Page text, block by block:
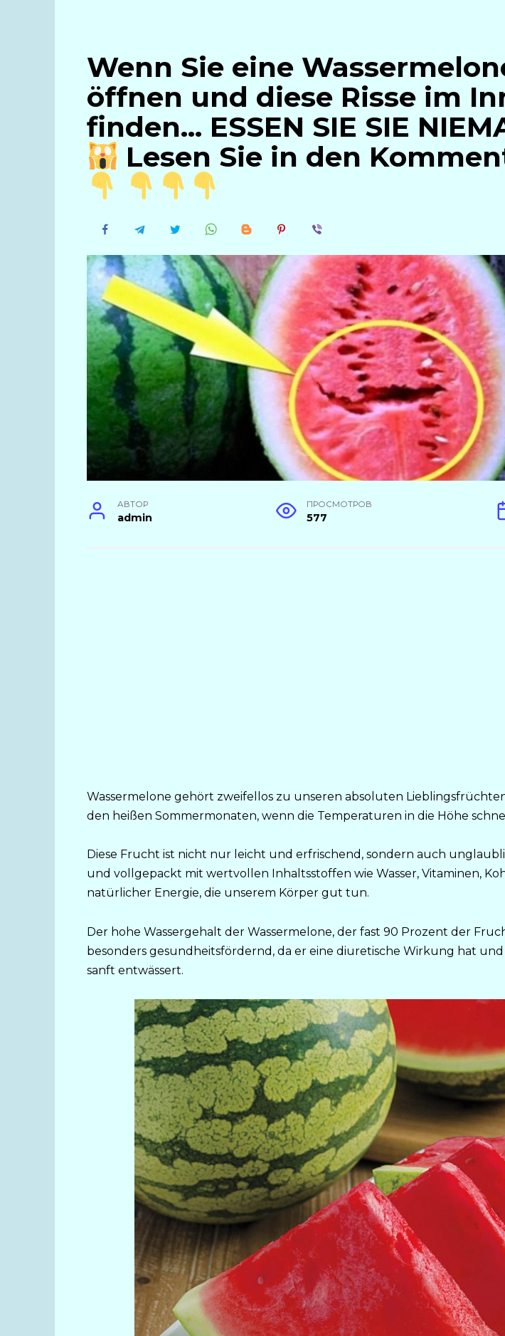
Wenn Sie eine
öffnen und diese Risse im
finden… ESSEN SIE SIE
Lesen Sie in den
АВТОР
admin
ПРОСМОТРОВ
577
Wassermelone gehört zweifellos zu unseren absoluten
den heißen Sommermonaten, wenn die Temperaturen in die Höhe
Diese Frucht ist nicht nur leicht und erfrischend, sondern auch
und vollgepackt mit wertvollen Inhaltsstoffen wie Wasser, Vitaminen,
natürlicher Energie, die unserem Körper gut tun.
Der hohe Wassergehalt der Wassermelone, der fast 90 Prozent der
besonders gesundheitsfördernd, da er eine diuretische Wirkung hat
sanft entwässert.